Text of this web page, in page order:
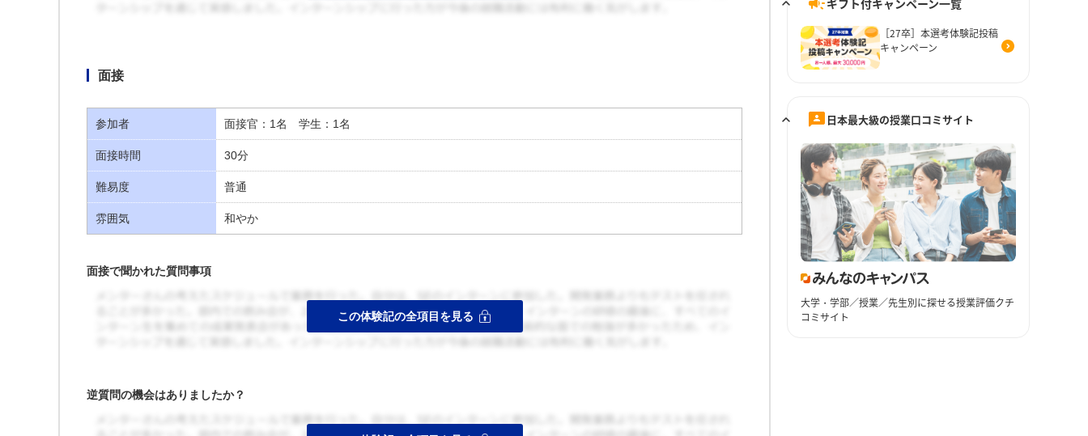
面接
参加者 面接官：1名 学生：1名
面接時間 30分
難易度 普通
雰囲気 和やか
面接で聞かれた質問事項
逆質問の機会はありましたか？
［27卒］本選考体験記投稿
キャンペーン
日本最大級の授業口コミサイト
大学・学部／授業／先生別に探せる授業評価クチ
コミサイト